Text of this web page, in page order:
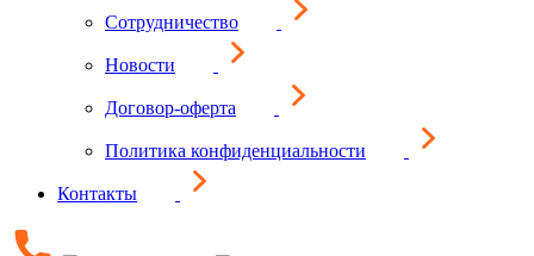
Сотрудничество
Новости
Договор-оферта
Политика конфиденциальности
Контакты